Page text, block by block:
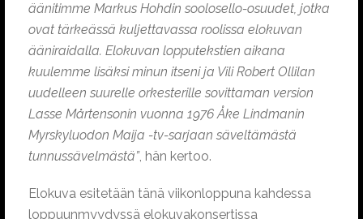
äänitimme Markus Hohdin soolosello-osuudet, jotka
ovat tärkeässä kuljettavassa roolissa elokuvan
ääniraidalla. Elokuvan lopputekstien aikana
kuulemme lisäksi minun itseni ja Vili Robert Ollilan
uudelleen suurelle orkesterille sovittaman version
Lasse Mårtensonin vuonna 1976 Åke Lindmanin
Myrskyluodon Maija -tv-sarjaan säveltämästä
tunnussävelmästä”, hän kertoo.
Elokuva esitetään tänä viikonloppuna kahdessa
loppuunmyydyssä elokuvakonsertissa